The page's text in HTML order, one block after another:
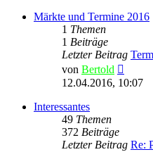
Märkte und Termine 2016
1 Themen
1 Beiträge
Letzter Beitrag
von Bertold
Beitrag
12.04.2016, 10:07
Interessantes
49 Themen
372 Beiträge
Letzter Beitrag Re: